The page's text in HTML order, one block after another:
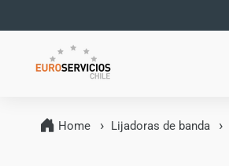
al contenido
Home Lijadoras de banda